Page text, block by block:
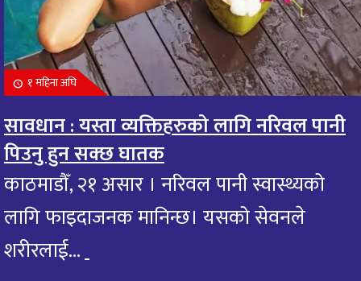
१ महिना अघि
सावधान : यस्ता व्यक्तिहरुको लागि नरिवल पानी
पिउनु हुन सक्छ घातक
काठमाडौँ, २१ असार । नरिवल पानी स्वास्थ्यको
लागि फाइदाजनक मानिन्छ। यसको सेवनले
शरीरलाई...